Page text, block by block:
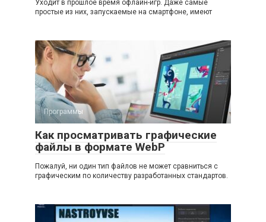
Уходит в прошлое время офлайн-игр. Даже самые
простые из них, запускаемые на смартфоне, имеют
Программы
Как просматривать графические
файлы в формате WebP
Пожалуй, ни один тип файлов не может сравниться с
графическим по количеству разработанных стандартов.